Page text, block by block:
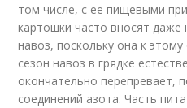
том числе, с её пищевыми
картошки часто вносят даже
навоз, поскольку она к
сезон навоз в грядке
окончательно перепревает,
соединений азота. Часть